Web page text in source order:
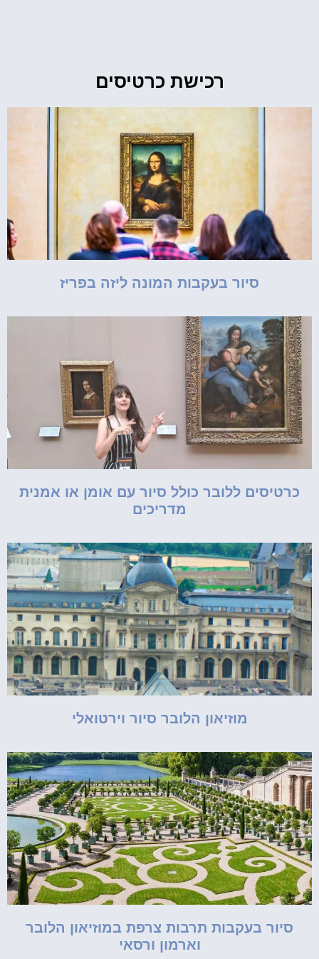
רכישת כרטיסים
סיור בעקבות המונה ליזה בפריז
כרטיסים ללובר כולל סיור עם אומן או אמנית
מדריכים
מוזיאון הלובר סיור וירטואלי
סיור בעקבות תרבות צרפת במוזיאון הלובר
וארמון ורסאי